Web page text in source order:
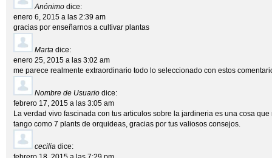
Anónimo dice:
enero 6, 2015 a las 2:39 am
gracias por enseñarnos a cultivar plantas
Marta dice:
enero 25, 2015 a las 3:02 am
me parece realmente extraordinario todo lo seleccionado con estos
Nombre de Usuario dice:
febrero 17, 2015 a las 3:05 am
La verdad vivo fascinada con tus articulos sobre la jardineria es una cosa
tango como 7 plants de orquideas, gracias por tus valiosos consejos.
cecilia dice: